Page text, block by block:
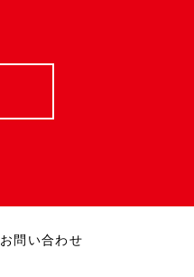
お問い合わせ